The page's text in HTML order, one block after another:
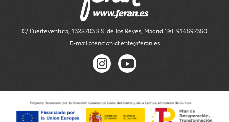
C/ Fuerteventura, 1328703 S.S. de los Reyes, Madrid Tel. 916597350
E-mail atencion.cliente@feran.es